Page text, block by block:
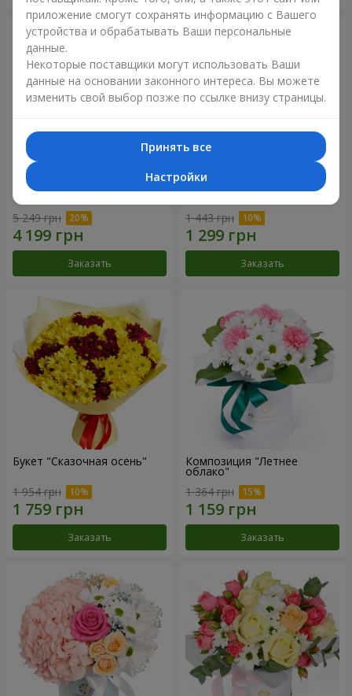
Букет "Все для тебя...!"
5 249 грн
Заказать
Букет "Нежная любовь"
1 443 грн
Заказать
Букет "Сказочная осень"
1 954 грн
Заказать
Композиция "Летнее
облако"
1 364 грн
Заказать
приложение смогут сохранять информацию с Вашего
устройства и обрабатывать Ваши персональные
данные.
Некоторые поставщики могут использовать Ваши
данные на основании законного интереса. Вы можете
изменить свой выбор позже по ссылке внизу страницы.
Принять все
Настройки